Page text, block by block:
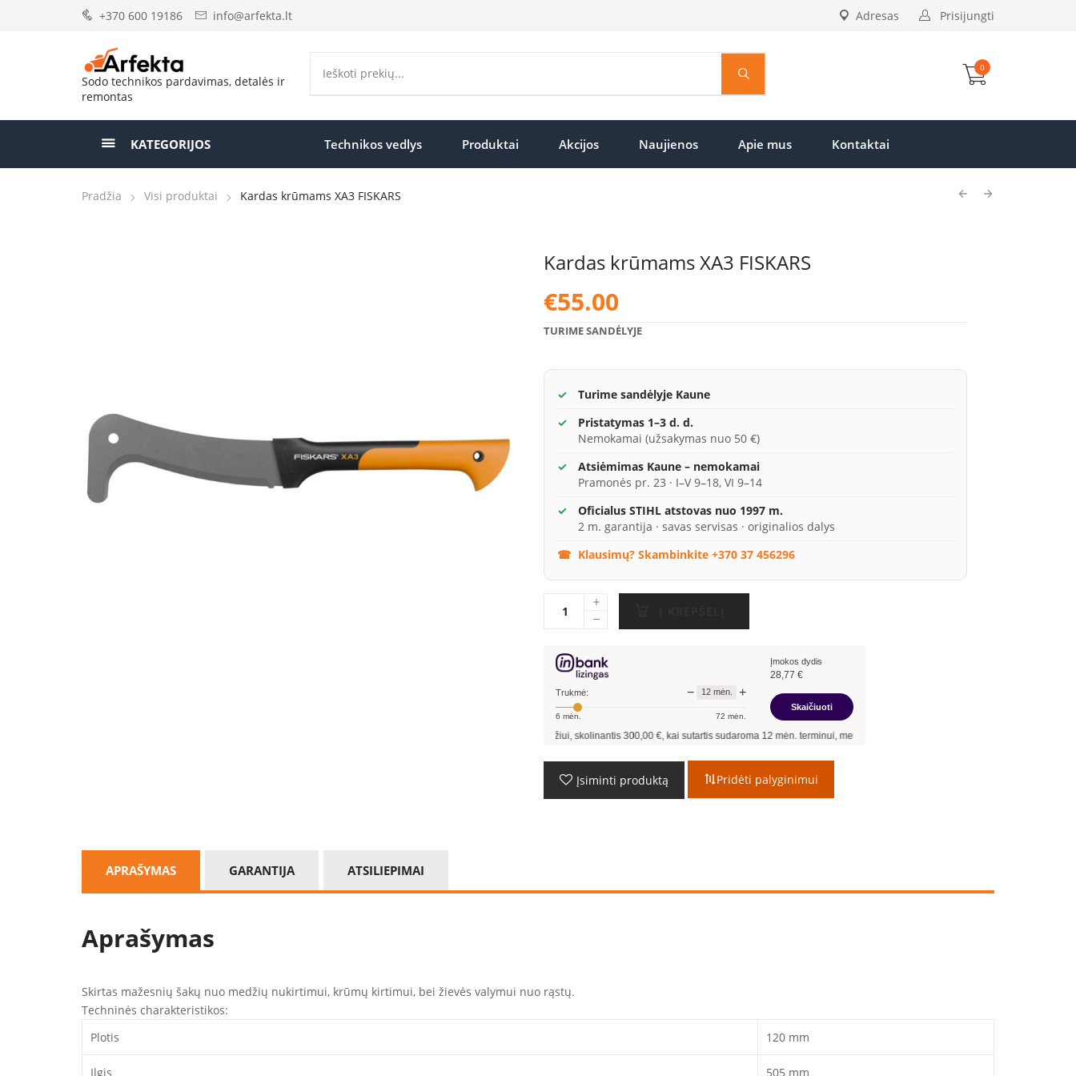
+370 600 19186 info@arfekta.lt Prisijungti
Adresas
Sodo technikos pardavimas, detalės ir
remontas
0
KATEGORIJOS Technikos vedlys Produktai Akcijos Naujienos Apie mus Kontaktai
Pradžia Visi produktai Kardas krūmams XA3 FISKARS
Kardas krūmams XA3 FISKARS
€55.00
TURIME SANDĖLYJE
Turime sandėlyje Kaune
Pristatymas 1–3 d. d.
Nemokamai (užsakymas nuo 50 €)
Atsiėmimas Kaune – nemokamai
Pramonės pr. 23 · I–V 9–18, VI 9–14
Oficialus STIHL atstovas nuo 1997 m.
2 m. garantija · savas servisas · originalios dalys
Klausimų? Skambinkite +370 37 456296
Trukmė: − 12mėn. +
6 mėn. 72 mėn.
Įmokos dydis
28,77 €
Skaičiuoti
Pavyzdžiui, skolinantis 300,00€, kai sutartis sudaroma12mėn. terminui, metinė palūkanų norma –
Įsiminti produktą Pridėti palyginimui
APRAŠYMAS GARANTIJA ATSILIEPIMAI
Aprašymas
Skirtas mažesnių šakų nuo medžių nukirtimui, krūmų kirtimui, bei žievės valymui nuo rąstų.
Techninės charakteristikos:
Plotis
120 mm
Ilgis 505 mm